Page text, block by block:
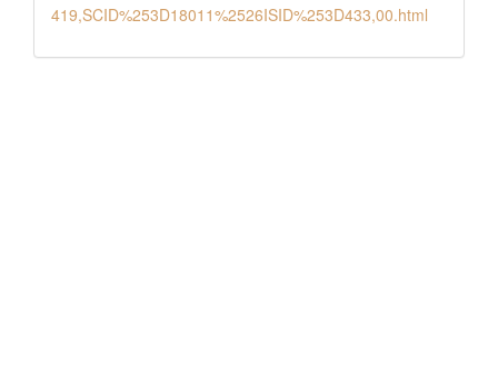
419,SCID%253D18011%2526ISID%253D433,00.html